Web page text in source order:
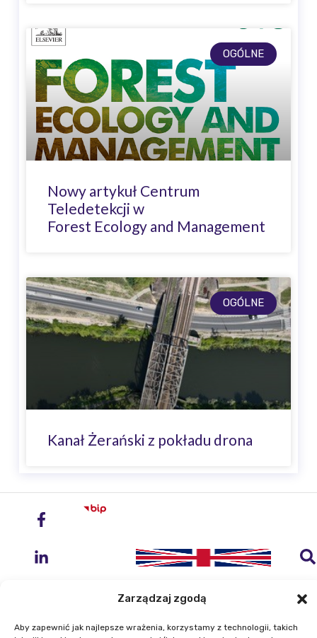
Zarządzaj zgodą
Aby zapewnić jak najlepsze wrażenia, korzystamy z technologii, takich
OGÓLNE
Nowy artykuł Centrum
Teledetekcji w
Forest Ecology and Management
OGÓLNE
Kanał Żerański z pokładu drona